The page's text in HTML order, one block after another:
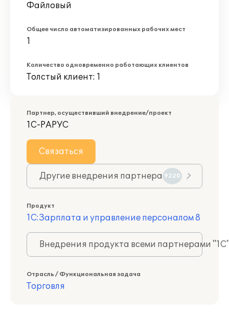
Файловый
Общее число автоматизированных рабочих мест
1
Количество одновременно работающих клиентов
Толстый клиент: 1
Партнер, осуществивший внедрение/проект
1С-РАРУС
Связаться
Другие внедрения партнера 9220
Продукт
1С:Зарплата и управление персоналом 8
Внедрения продукта всеми партнерами
Отрасль / Функциональная задача
Торговля